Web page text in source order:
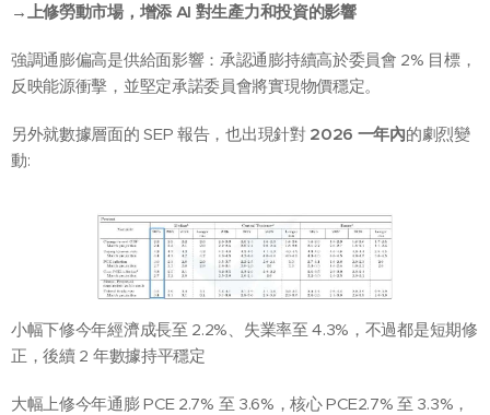
→上修勞動市場，增添 AI 對生產力和投資的影響
強調通膨偏高是供給面影響：承認通膨持續高於委員會 2% 目標，
反映能源衝擊，並堅定承諾委員會將實現物價穩定。
另外就數據層面的 SEP 報告，也出現針對 2026 一年內的劇烈變
動:
小幅下修今年經濟成長至 2.2%、失業率至 4.3%，不過都是短期修
正，後續 2 年數據持平穩定
大幅上修今年通膨 PCE 2.7% 至 3.6%，核心 PCE2.7% 至 3.3%，